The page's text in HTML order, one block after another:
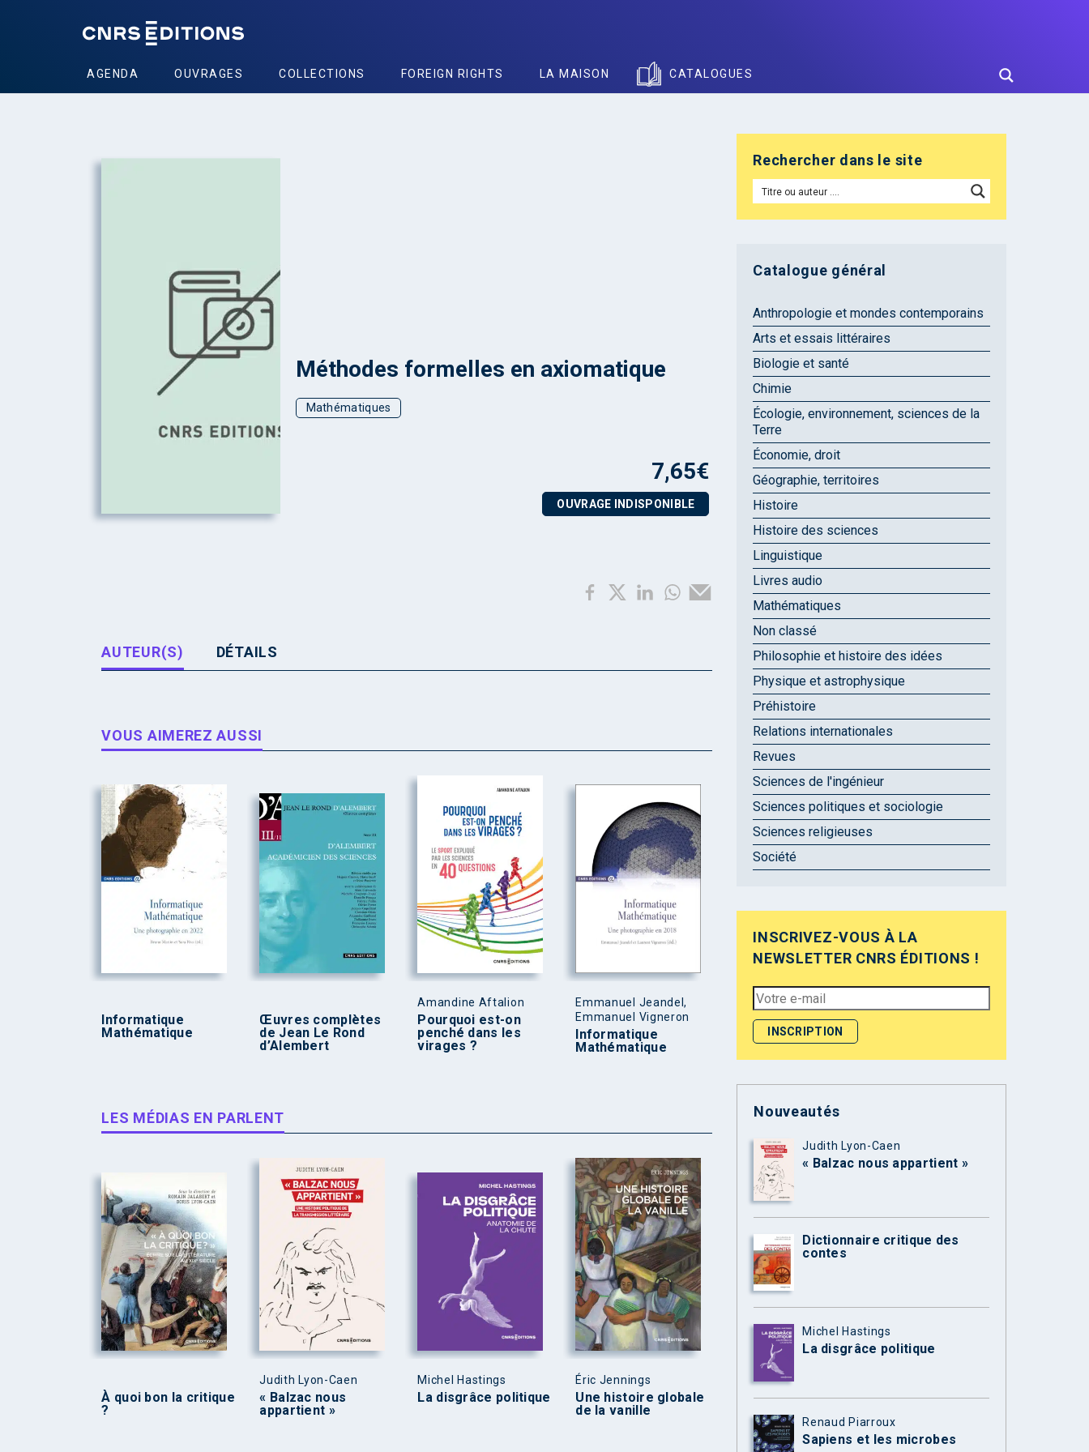
AGENDA OUVRAGES COLLECTIONS FOREIGN RIGHTS LA MAISON CATALOGUES
Méthodes formelles en axiomatique
Mathématiques
7,65€
OUVRAGE INDISPONIBLE
AUTEUR(S) DÉTAILS
VOUS AIMEREZ AUSSI
Informatique
Mathématique
Œuvres complètes
de Jean Le Rond
d’Alembert
Amandine Aftalion
Pourquoi est-on
penché dans les
virages ?
Emmanuel Jeandel,
Emmanuel Vigneron
Informatique
Mathématique
LES MÉDIAS EN PARLENT
À quoi bon la critique
?
Judith Lyon-Caen
« Balzac nous
appartient »
Michel Hastings
La disgrâce politique
Éric Jennings
Une histoire globale
de la vanille
Rechercher dans le site
Catalogue général
Anthropologie et mondes contemporains
Arts et essais littéraires
Biologie et santé
Chimie
Écologie, environnement, sciences de la
Terre
Économie, droit
Géographie, territoires
Histoire
Histoire des sciences
Linguistique
Livres audio
Mathématiques
Non classé
Philosophie et histoire des idées
Physique et astrophysique
Préhistoire
Relations internationales
Revues
Sciences de l'ingénieur
Sciences politiques et sociologie
Sciences religieuses
Société
INSCRIVEZ-VOUS À LA
NEWSLETTER CNRS ÉDITIONS !
Nouveautés
Judith Lyon-Caen
« Balzac nous appartient »
Dictionnaire critique des
contes
Michel Hastings
La disgrâce politique
Renaud Piarroux
Sapiens et les microbes